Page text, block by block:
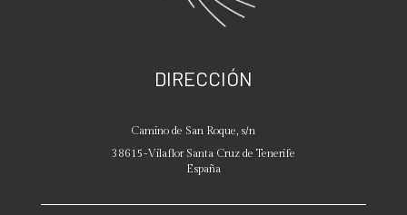
DIRECCIÓN
Camino de San Roque, s/n
38615-Vilaflor Santa Cruz de Tenerife
España